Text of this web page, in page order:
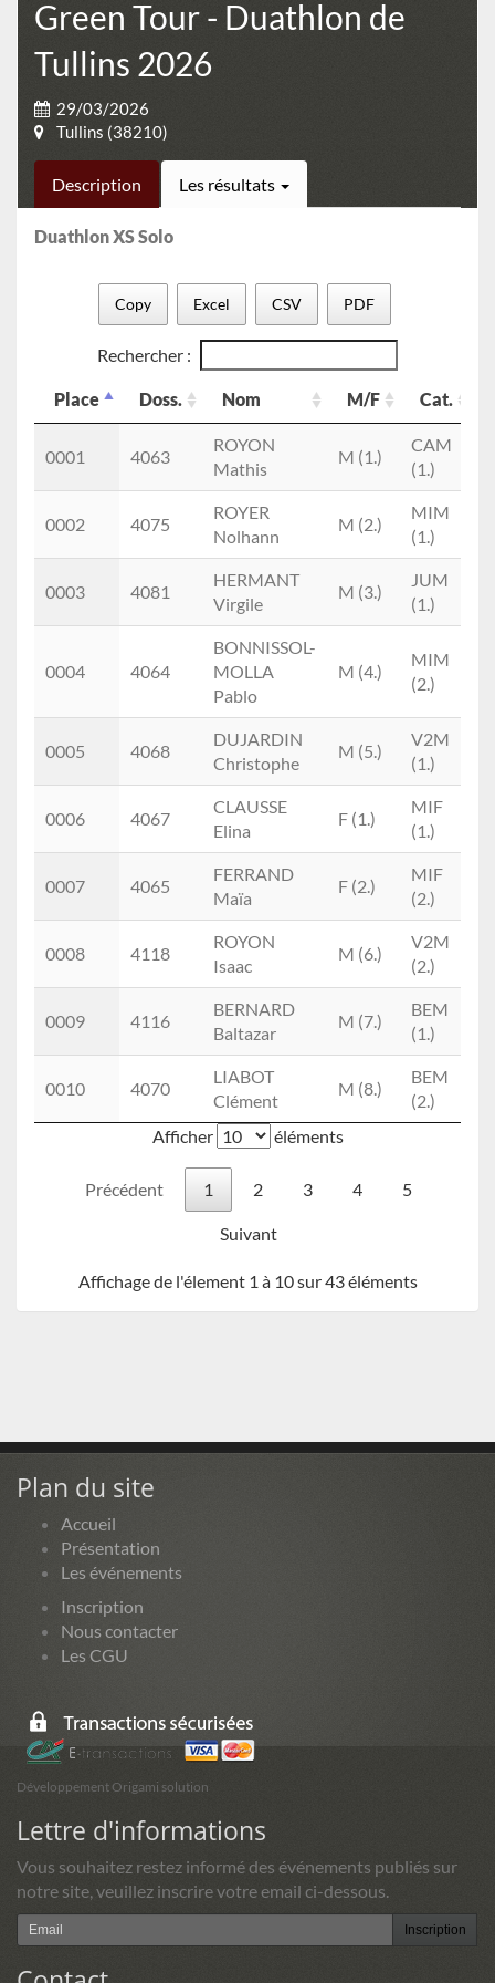
Green Tour - Duathlon de
Tullins 2026
29/03/2026
Tullins (38210)
Description Les résultats
Duathlon XS Solo
Copy Excel CSV PDF
Rechercher :
Place Doss. Nom M/F Cat.
Nom Cat.
0001
4063
ROYON
Mathis
M (1.)
CAM
(1.)
0002 4075
ROYER
Nolhann
M (2.)
MIM
(1.)
0003 4081
HERMANT
Virgile
M (3.)
JUM
(1.)
0004 4064
BONNISSOL-
MOLLA
Pablo
M (4.)
MIM
(2.)
0005 4068
DUJARDIN
Christophe
M (5.)
V2M
(1.)
0006 4067
CLAUSSE
Elina
F (1.)
MIF
(1.)
0007 4065
FERRAND
Maïa
F (2.)
MIF
(2.)
0008 4118
ROYON
Isaac
M (6.)
V2M
(2.)
0009 4116
BERNARD
Baltazar
M (7.)
BEM
(1.)
0010 4070
LIABOT
Clément
M (8.)
BEM
(2.)
Afficher
éléments
Précédent 1 2 3 4 5
Suivant
Affichage de l'élement 1 à 10 sur 43 éléments
Plan du site
Accueil
Présentation
Les événements
Inscription
Nous contacter
Les CGU
Développement Origami solution
Lettre d'informations
Vous souhaitez restez informé des événements publiés sur
notre site, veuillez inscrire votre email ci-dessous.
Inscription